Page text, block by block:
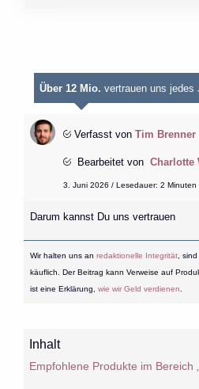
Über 12 Mio. vertrauen uns jedes
Verfasst von Tim Brenner
Bearbeitet von Charlotte
3. Juni 2026 / Lesedauer: 2 Minuten
Darum kannst Du uns vertrauen
Wir halten uns an redaktionelle Integrität, sind
käuflich. Der Beitrag kann Verweise auf
ist eine Erklärung, wie wir Geld verdienen
Inhalt
Empfohlene Produkte im Bereich